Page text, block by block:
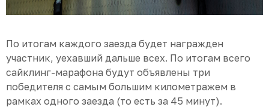
По итогам каждого заезда будет награжден
участник, уехавший дальше всех. По итогам всего
сайклинг-марафона будут объявлены три
победителя с самым большим километражем в
рамках одного заезда (то есть за 45 минут).